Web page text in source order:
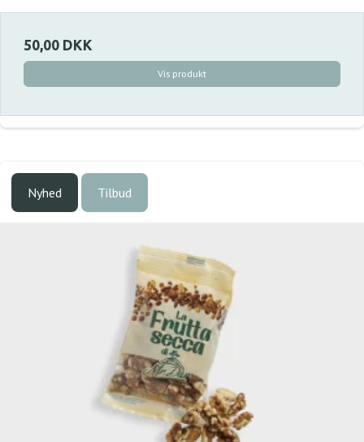
50,00 DKK
Vis produkt
Nyhed Tilbud